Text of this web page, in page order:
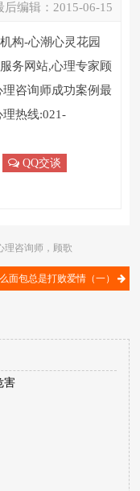
后编辑： 2015-06-15
构-心潮心灵花园
务网站,心理专家顾
咨询师成功案例最
热线:021-
QQ交谈
理咨询师 ， 顾歌
面包总是打败爱情（一）
害